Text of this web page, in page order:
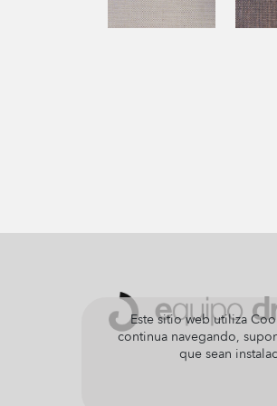
Este sitio web utiliza
continua navegando,
que sean